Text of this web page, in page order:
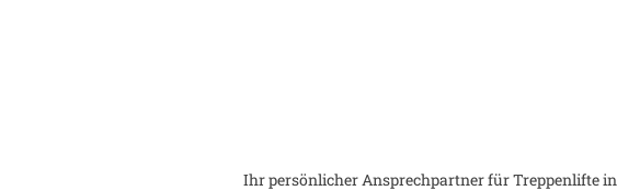
Ihr persönlicher Ansprechpartner für Treppenlifte in